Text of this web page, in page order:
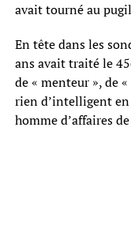
avait tourné au
En tête dans les
ans avait traité le
de « menteur », de
rien d’intelligent en
homme d’affaires